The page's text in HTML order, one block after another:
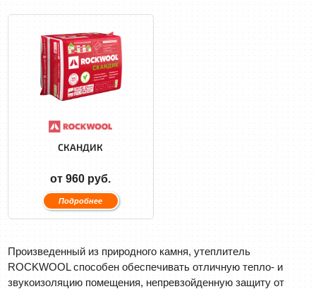
СКАНДИК
от 960 руб.
Подробнее
Произведенный из природного камня, утеплитель
ROCKWOOL способен обеспечивать отличную тепло- и
звукоизоляцию помещения, непревзойденную защиту от